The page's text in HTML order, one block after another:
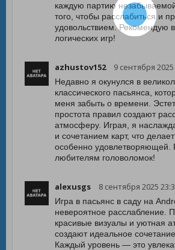
каждую партию
того, чтобы расслабиться и
удовольствием. Рекомендую
логических игр!
azhustov152 9 сентября
Недавно я окунулся в
классического пасьянса,
меня забыть о времени.
простота правил создают
атмосферу. Играя, я
и сочетанием карт, что
особенно удовлетворяющей.
любителям головоломок!
alexusgs 8 сентября 2025
Игра в пасьянс в саду на
невероятное расслабление.
красивые визуалы и уютная
создают идеальное
Каждый уровень — это